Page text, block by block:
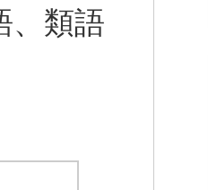
、類語